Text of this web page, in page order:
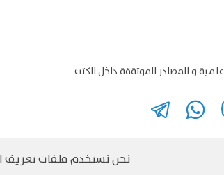
علمية و المصادر الموثةقة داخل الكتب
©حقوقنحن نستخدم ملفات تعريف